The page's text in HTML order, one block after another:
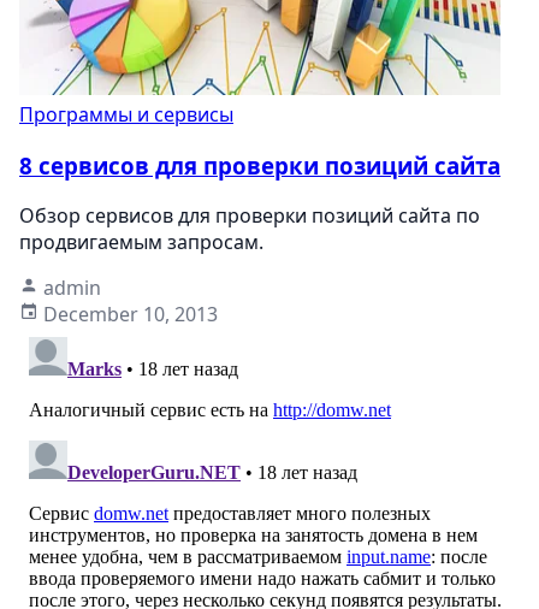
Программы и сервисы
8 сервисов для проверки позиций сайта
Обзор сервисов для проверки позиций сайта по
продвигаемым запросам.
admin
December 10, 2013